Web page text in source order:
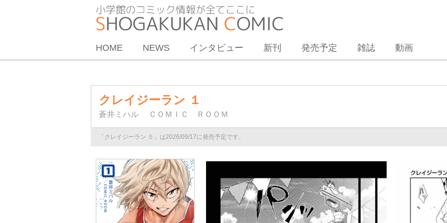
HOME NEWS インタビュー 新刊 発売予定 雑誌 動画
クレイジーラン １
蒼井ミハル ＣＯＭＩＣ ＲＯＯＭ
「クレイジーラン ５」は2026/09/17に発売予定です。